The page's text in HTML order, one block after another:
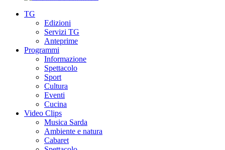
TG
Edizioni
Servizi TG
Anteprime
Programmi
Informazione
Spettacolo
Sport
Cultura
Eventi
Cucina
Video Clips
Musica Sarda
Ambiente e natura
Cabaret